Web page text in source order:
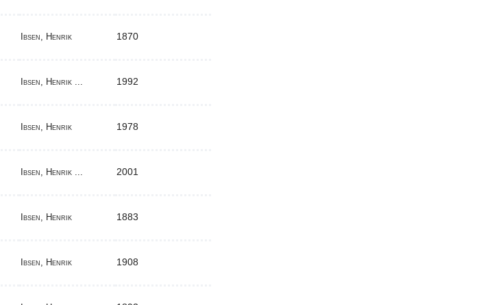
Ibsen, Henrik 1870
Ibsen, Henrik ... 1992
Ibsen, Henrik 1978
Ibsen, Henrik ... 2001
Ibsen, Henrik 1883
Ibsen, Henrik 1908